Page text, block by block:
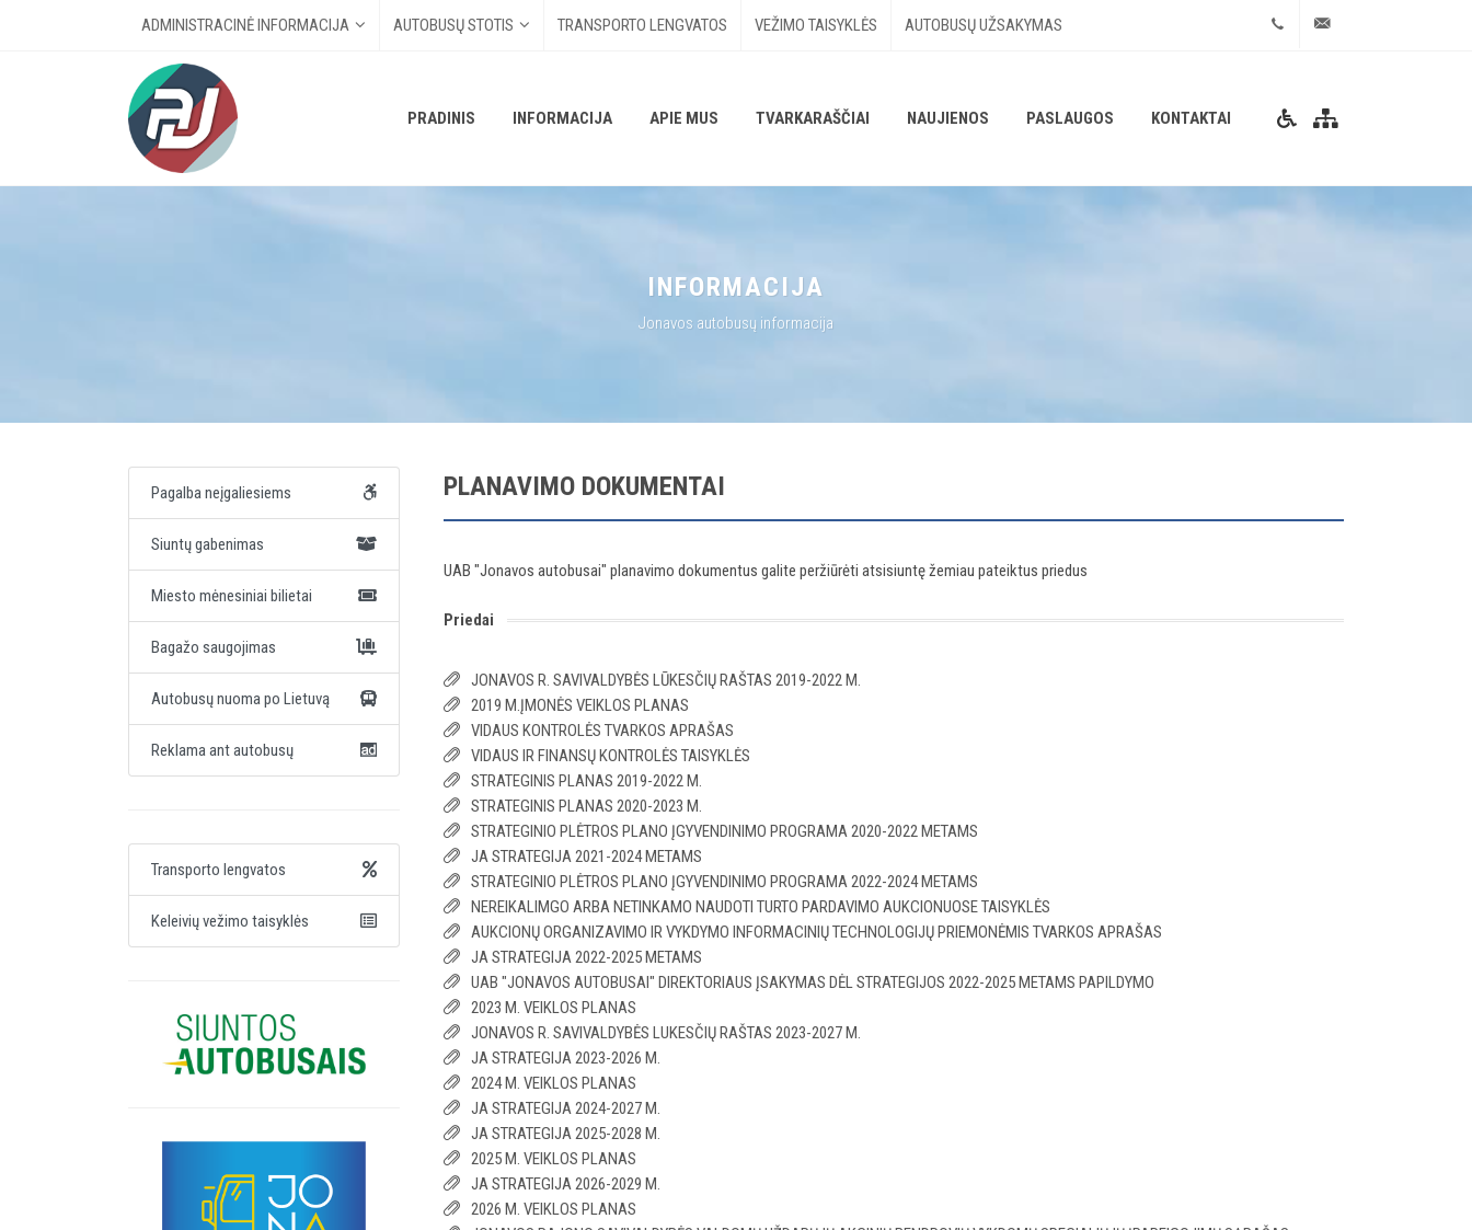
ADMINISTRACINĖ INFORMACIJA AUTOBUSŲ STOTIS TRANSPORTO LENGVATOS VEŽIMO TAISYKLĖS AUTOBUSŲ UŽSAKYMAS (8349)51333
PRADINIS INFORMACIJA APIE MUS TVARKARAŠČIAI NAUJIENOS PASLAUGOS KONTAKTAI
INFORMACIJA
Jonavos autobusų informacija
PLANAVIMO DOKUMENTAI
UAB "Jonavos autobusai" planavimo dokumentus galite peržiūrėti atsisiuntę žemiau pateiktus priedus
Priedai
JONAVOS R. SAVIVALDYBĖS LŪKESČIŲ RAŠTAS 2019-2022 M.
2019 M.ĮMONĖS VEIKLOS PLANAS
VIDAUS KONTROLĖS TVARKOS APRAŠAS
VIDAUS IR FINANSŲ KONTROLĖS TAISYKLĖS
STRATEGINIS PLANAS 2019-2022 M.
STRATEGINIS PLANAS 2020-2023 M.
STRATEGINIO PLĖTROS PLANO ĮGYVENDINIMO PROGRAMA 2020-2022 METAMS
JA STRATEGIJA 2021-2024 METAMS
STRATEGINIO PLĖTROS PLANO ĮGYVENDINIMO PROGRAMA 2022-2024 METAMS
NEREIKALIMGO ARBA NETINKAMO NAUDOTI TURTO PARDAVIMO AUKCIONUOSE TAISYKLĖS
AUKCIONŲ ORGANIZAVIMO IR VYKDYMO INFORMACINIŲ TECHNOLOGIJŲ PRIEMONĖMIS TVARKOS APRAŠAS
JA STRATEGIJA 2022-2025 METAMS
UAB "JONAVOS AUTOBUSAI" DIREKTORIAUS ĮSAKYMAS DĖL STRATEGIJOS 2022-2025 METAMS PAPILDYMO
2023 M. VEIKLOS PLANAS
JONAVOS R. SAVIVALDYBĖS LUKESČIŲ RAŠTAS 2023-2027 M.
JA STRATEGIJA 2023-2026 M.
2024 M. VEIKLOS PLANAS
JA STRATEGIJA 2024-2027 M.
JA STRATEGIJA 2025-2028 M.
2025 M. VEIKLOS PLANAS
JA STRATEGIJA 2026-2029 M.
2026 M. VEIKLOS PLANAS
Pagalba neįgaliesiems
Siuntų gabenimas
Miesto mėnesiniai bilietai
Bagažo saugojimas
Autobusų nuoma po Lietuvą
Reklama ant autobusų
Transporto lengvatos
Keleivių vežimo taisyklės